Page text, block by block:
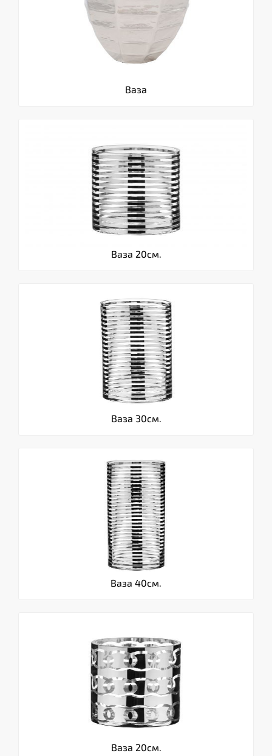
Ваза
Ваза 20см.
Ваза 30см.
Ваза 40см.
Ваза 20см.